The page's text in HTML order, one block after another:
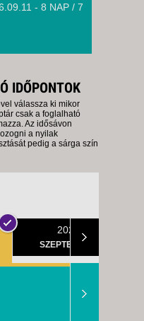
- 8 NAP / 7
IDŐPONTOK
válassza ki mikor
csak a foglalható
Az idősávon
a nyilak
pedig a sárga szín
2026
SZEPTEMBER